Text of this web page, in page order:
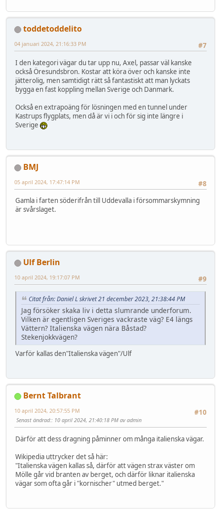
toddetoddelito
#7
04 januari 2024, 21:16:33 PM
I den kategori vägar du tar upp nu, Axel, passar väl kanske
också Öresundsbron. Kostar att köra över och kanske inte
jätterolig, men samtidigt rätt så fantastiskt att man lyckats
bygga en fast koppling mellan Sverige och Danmark.
Också en extrapoäng för lösningen med en tunnel under
Kastrups flygplats, men då är vi i och för sig inte längre i
Sverige
BMJ
#8
05 april 2024, 17:47:14 PM
Gamla i farten söderifrån till Uddevalla i försommarskymning
är svårslaget.
Ulf Berlin
#9
10 april 2024, 19:17:07 PM
Citat från: Daniel L skrivet 21 december 2023, 21:38:44 PM
Jag försöker skaka liv i detta slumrande underforum.
Vilken är egentligen Sveriges vackraste väg? E4 längs
Vättern? Italienska vägen nära Båstad?
Stekenjokkvägen?
Varför kallas den"Italienska vägen"/Ulf
Bernt Talbrant
#10
10 april 2024, 20:57:55 PM
Senast ändrad:: 10 april 2024, 21:40:18 PM av admin
Därför att dess dragning påminner om många italienska vägar.
Wikipedia uttrycker det så här:
"Italienska vägen kallas så, därför att vägen strax väster om
Mölle går vid branten av berget, och därför liknar italienska
vägar som ofta går i "kornischer" utmed berget."